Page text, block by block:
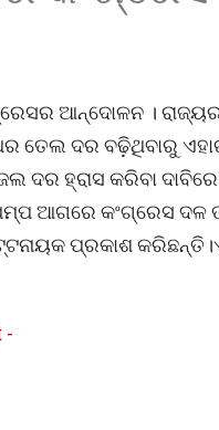
ଆନ୍ଦୋଳନ ।
ତେଲ ଦର ବଢ଼ିଥିବାରୁ
ଦର ହ୍ରାସ କରିବା
ଆଗରେ କଂଗ୍ରେସ ଦଳ
ପ୍ରକାଶ